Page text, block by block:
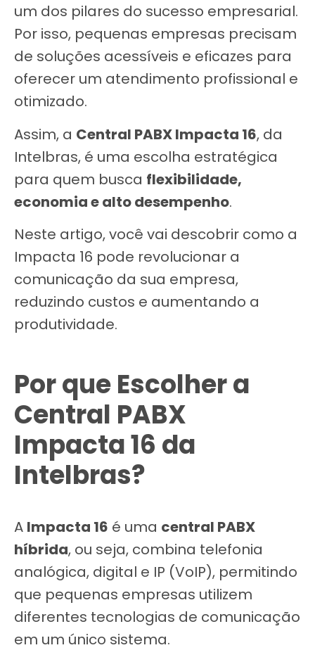
um dos pilares do sucesso empresarial.
Por isso, pequenas empresas precisam
de soluções acessíveis e eficazes para
oferecer um atendimento profissional e
otimizado.
Assim, a Central PABX Impacta 16, da
Intelbras, é uma escolha estratégica
para quem busca flexibilidade,
economia e alto desempenho.
Neste artigo, você vai descobrir como a
Impacta 16 pode revolucionar a
comunicação da sua empresa,
reduzindo custos e aumentando a
produtividade.
Por que Escolher a
Central PABX
Impacta 16 da
Intelbras?
A Impacta 16 é uma central PABX
híbrida, ou seja, combina telefonia
analógica, digital e IP (VoIP), permitindo
que pequenas empresas utilizem
diferentes tecnologias de comunicação
em um único sistema.